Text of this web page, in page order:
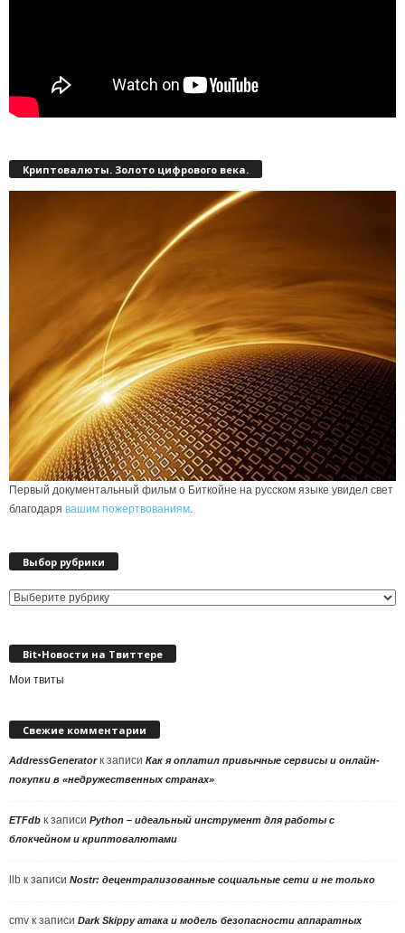
Криптовалюты. Золото цифрового века.
Первый документальный фильм о Биткойне на русском языке увидел свет
благодаря вашим пожертвованиям.
Выбор рубрики
Выбор
Bit•Новости на Твиттере
Мои твиты
Свежие комментарии
AddressGeneratorк записи Как я оплатил привычные сервисы и онлайн-
покупки в «недружественных странах»
ETFdb к записи Python – идеальный инструмент для работы с
блокчейном и криптовалютами
llb к записи Nostr: децентрализованные социальные сети и не только
cmv к записи Dark Skippy атака и модель безопасности аппаратных